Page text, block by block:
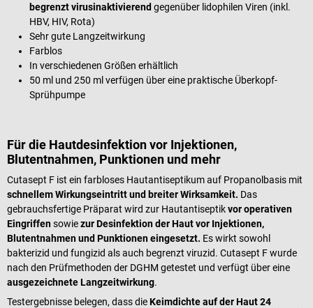
begrenzt virusinaktivierend gegenüber lidophilen Viren (inkl.
HBV, HIV, Rota)
Sehr gute Langzeitwirkung
Farblos
In verschiedenen Größen erhältlich
50 ml und 250 ml verfügen über eine praktische Überkopf-
Sprühpumpe
Für die Hautdesinfektion vor Injektionen,
Blutentnahmen, Punktionen und mehr
Cutasept F ist ein farbloses Hautantiseptikum auf Propanolbasis mit
schnellem Wirkungseintritt und breiter Wirksamkeit. Das
gebrauchsfertige Präparat wird zur Hautantiseptikvor operativen
Eingriffensowiezur Desinfektion der Haut vor Injektionen,
Blutentnahmen und Punktionen eingesetzt. Es wirkt sowohl
bakterizid und fungizid als auch begrenzt viruzid. Cutasept F wurde
nach den Prüfmethoden der DGHM getestet und verfügt über eine
ausgezeichnete Langzeitwirkung.
Testergebnisse belegen, dass dieKeimdichte auf der Haut 24